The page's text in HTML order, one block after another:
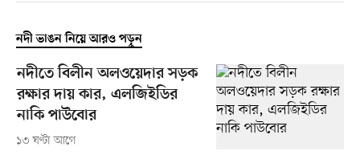
নদী ভাঙন নিয়ে আরও পড়ুন
নদীতে বিলীন অলওয়েদার সড়ক
রক্ষার দায় কার, এলজিইডির
নাকি পাউবোর
১৩ ঘণ্টা আগে